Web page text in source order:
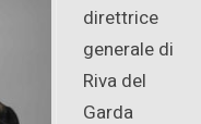
direttrice
generale di
Riva del
Garda